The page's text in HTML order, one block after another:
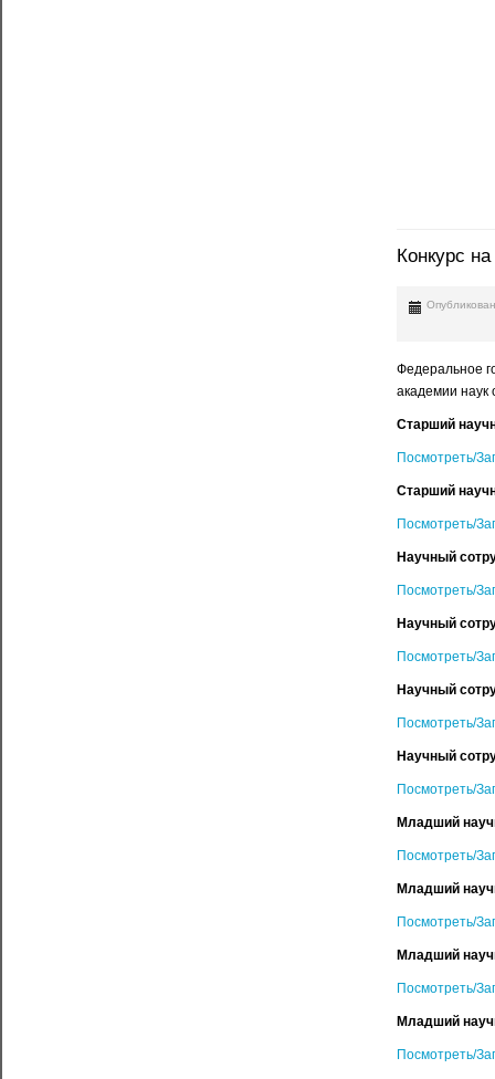
Конкурс
Федеральное
академии наук
Старший
Посмотреть/
Старший
Посмотреть/
Научный
Посмотреть/
Научный
Посмотреть/
Научный
Посмотреть/
Научный
Посмотреть/
Младший
Посмотреть/
Младший
Посмотреть/
Младший
Посмотреть/
Младший
Посмотреть/